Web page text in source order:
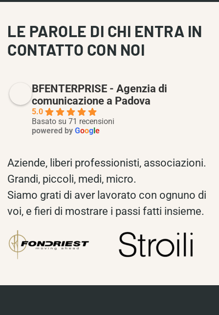
LE PAROLE DI CHI ENTRA IN
CONTATTO CON NOI
BFENTERPRISE - Agenzia di
comunicazione a Padova
5.0
Basato su 71 recensioni
powered by Google
Aziende, liberi professionisti, associazioni.
Grandi, piccoli, medi, micro.
Siamo grati di aver lavorato con ognuno di
voi, e fieri di mostrare i passi fatti insieme.